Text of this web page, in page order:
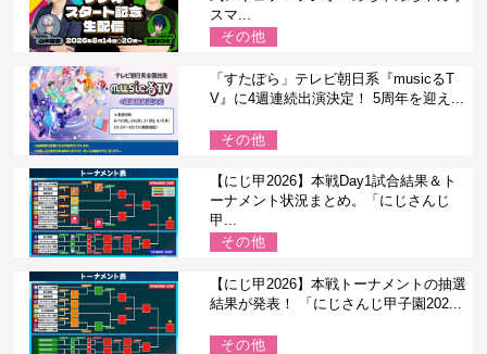
スマ...
その他
「すたぽら」テレビ朝日系『musicるT
V』に4週連続出演決定！ 5周年を迎え...
その他
【にじ甲2026】本戦Day1試合結果＆ト
ーナメント状況まとめ。「にじさんじ
甲...
その他
【にじ甲2026】本戦トーナメントの抽選
結果が発表！ 「にじさんじ甲子園202...
その他